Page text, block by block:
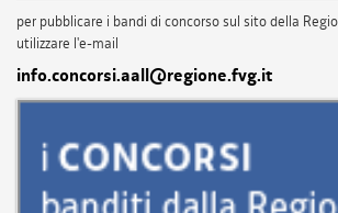
per pubblicare i bandi di concorso sul sito della
utilizzare l'e-mail
info.concorsi.aall@regione.fvg.it